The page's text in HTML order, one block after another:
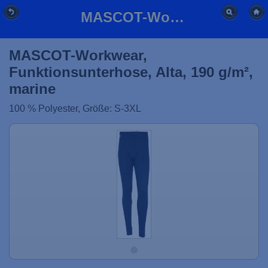
MASCOT-Workwear, Funktionsunterhose, Alta, 190 g/m², marine
MASCOT-Workwear,
Funktionsunterhose, Alta, 190 g/m²,
marine
100 % Polyester, Größe: S-3XL